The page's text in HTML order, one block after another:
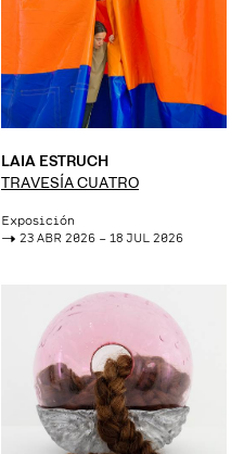
LAIA ESTRUCH
TRAVESÍA CUATRO
Exposición
-> 23 ABR 2026 – 18 JUL 2026